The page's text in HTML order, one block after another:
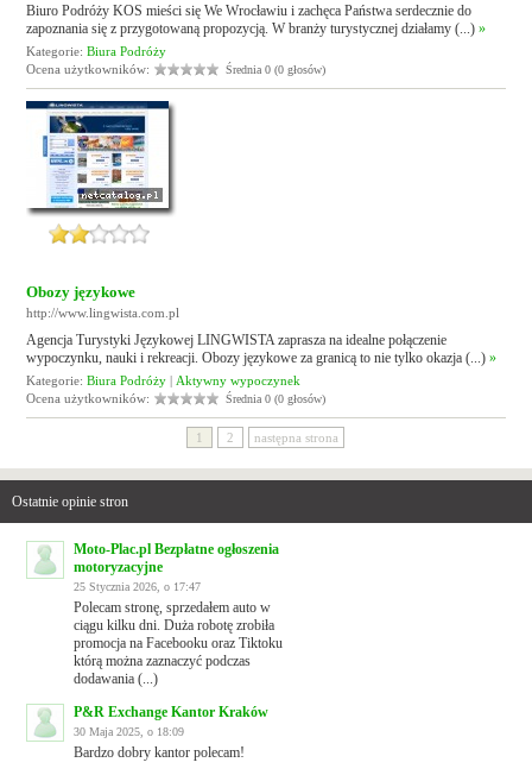
Biuro Podróży KOS mieści się We Wrocławiu i zachęca Państwa serdecznie do
zapoznania się z przygotowaną propozycją. W branży turystycznej działamy (...)»
Kategorie:Biura Podróży
Ocena użytkowników:
Średnia 0 (0 głosów)
Obozy językowe
http://www.lingwista.com.pl
Agencja Turystyki Językowej LINGWISTA zaprasza na idealne połączenie
wypoczynku, nauki i rekreacji. Obozy językowe za granicą to nie tylko okazja (...)»
Kategorie:Biura Podróży | Aktywny wypoczynek
Ocena użytkowników:
Średnia 0 (0 głosów)
1 2 następna strona
Ostatnie opinie stron
Moto-Plac.pl Bezpłatne ogłoszenia
motoryzacyjne
25 Stycznia 2026, o 17:47
Polecam stronę, sprzedałem auto w
ciągu kilku dni. Duża robotę zrobiła
promocja na Facebooku oraz Tiktoku
którą można zaznaczyć podczas
dodawania (...)
P&R Exchange Kantor Kraków
30 Maja 2025, o 18:09
Bardzo dobry kantor polecam!